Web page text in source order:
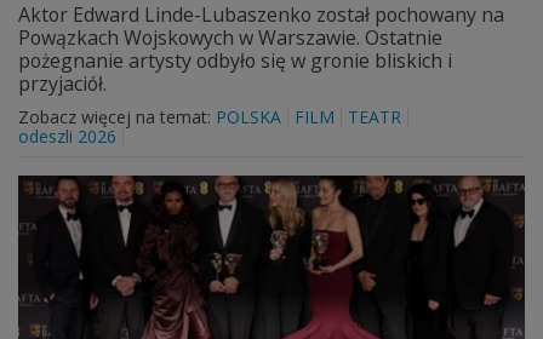
Aktor Edward Linde-Lubaszenko został pochowany na
Powązkach Wojskowych w Warszawie. Ostatnie
pożegnanie artysty odbyło się w gronie bliskich i
przyjaciół.
Zobacz więcej na temat: POLSKA FILM
TEATR
odeszli 2026